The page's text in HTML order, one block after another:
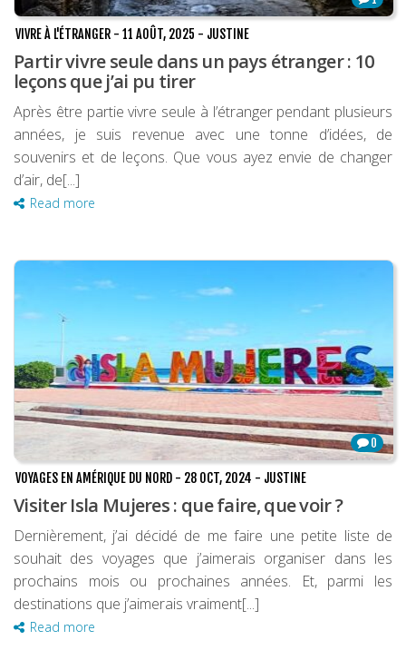
VIVRE À L'ÉTRANGER - 11 AOÛT, 2025 - JUSTINE
Partir vivre seule dans un pays étranger : 10
leçons que j’ai pu tirer
Après être partie vivre seule à l’étranger pendant plusieurs
années, je suis revenue avec une tonne d’idées, de
souvenirs et de leçons. Que vous ayez envie de changer
d’air, de[...]
Read more
0
VOYAGES EN AMÉRIQUE DU NORD - 28 OCT, 2024 - JUSTINE
Visiter Isla Mujeres : que faire, que voir ?
Dernièrement, j’ai décidé de me faire une petite liste de
souhait des voyages que j’aimerais organiser dans les
prochains mois ou prochaines années. Et, parmi les
destinations que j’aimerais vraiment[...]
Read more